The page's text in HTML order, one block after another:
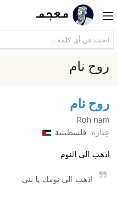
روح نام
روح نام
Roh nam
عِبَارة فلسطينية
اذهب الى النوم
اذهب الى نومك يا بني